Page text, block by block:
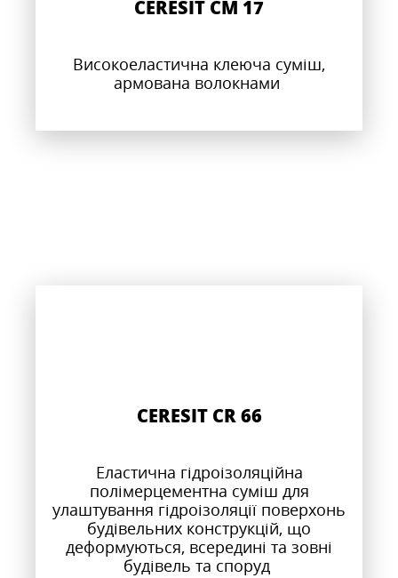
CERESIT CM 17
Високоеластична клеюча суміш,
армована волокнами
CERESIT CR 66
Еластична гідроізоляційна
полімерцементна суміш для
улаштування гідроізоляції поверхонь
будівельних конструкцій, що
деформуються, всередині та зовні
будівель та споруд